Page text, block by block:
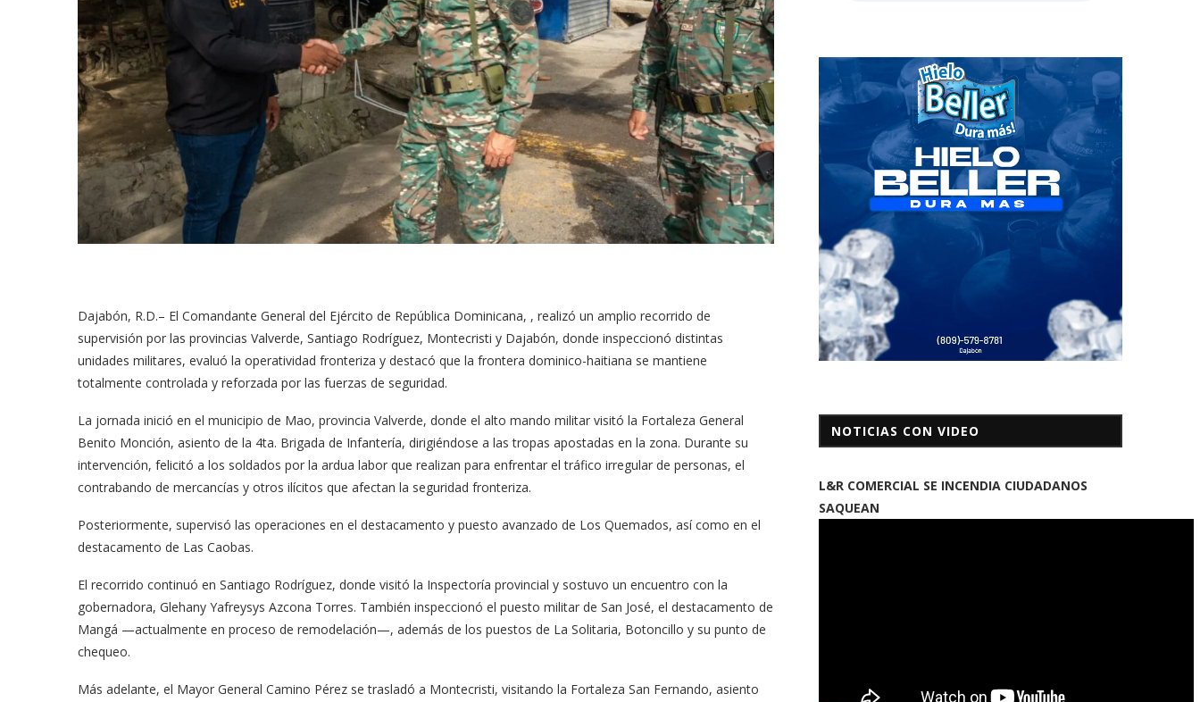
Dajabón, R.D.– El Comandante General del Ejército de República Dominicana, , realizó un amplio recorrido de
supervisión por las provincias Valverde, Santiago Rodríguez, Montecristi y Dajabón, donde inspeccionó distintas
unidades militares, evaluó la operatividad fronteriza y destacó que la frontera dominico-haitiana se mantiene
totalmente controlada y reforzada por las fuerzas de seguridad.
La jornada inició en el municipio de Mao, provincia Valverde, donde el alto mando militar visitó la Fortaleza General
Benito Monción, asiento de la 4ta. Brigada de Infantería, dirigiéndose a las tropas apostadas en la zona. Durante su
intervención, felicitó a los soldados por la ardua labor que realizan para enfrentar el tráfico irregular de personas, el
contrabando de mercancías y otros ilícitos que afectan la seguridad fronteriza.
Posteriormente, supervisó las operaciones en el destacamento y puesto avanzado de Los Quemados, así como en el
destacamento de Las Caobas.
El recorrido continuó en Santiago Rodríguez, donde visitó la Inspectoría provincial y sostuvo un encuentro con la
gobernadora, Glehany Yafreysys Azcona Torres. También inspeccionó el puesto militar de San José, el destacamento de
Mangá —actualmente en proceso de remodelación—, además de los puestos de La Solitaria, Botoncillo y su punto de
chequeo.
Más adelante, el Mayor General Camino Pérez se trasladó a Montecristi, visitando la Fortaleza San Fernando, asiento
NOTICIAS CON VIDEO
L&R COMERCIAL SE INCENDIA CIUDADANOS
SAQUEAN